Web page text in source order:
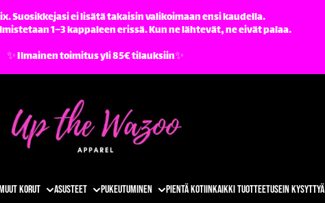
Suosikkejasi ei lisätä takaisin valikoimaan ensi kaudella.
1–3 kappaleen erissä. Kun ne lähtevät, ne eivät palaa.
✨️ Ilmainen toimitus yli 85€ tilauksiin✨️
korut Asusteet Pukeutuminen Pientä kotiinKaikki tuotteetUsein kysyttyä